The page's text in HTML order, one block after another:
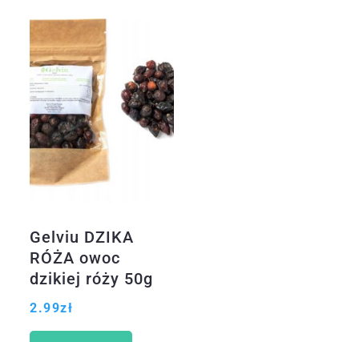
Gelviu DZIKA
RÓŻA owoc
dzikiej róży 50g
Witamina C
2.99zł